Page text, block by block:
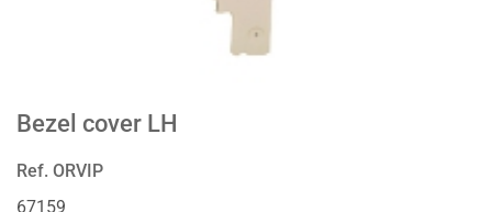
Bezel cover LH
Ref. ORVIP
67159